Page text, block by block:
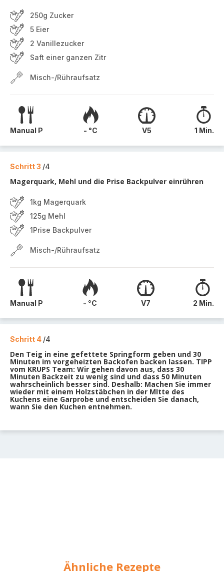
250g Zucker
5 Eier
2 Vanillezucker
Saft einer ganzen Zitr
Misch-/Rühraufsatz
Manual P - °C V5 1 Min.
Schritt 3 /4
Magerquark, Mehl und die Prise Backpulver einrühren
1kg Magerquark
125g Mehl
1Prise Backpulver
Misch-/Rühraufsatz
Manual P - °C V7 2 Min.
Schritt 4 /4
Den Teig in eine gefettete Springform geben und 30
Minuten im vorgeheizten Backofen backen lassen. TIPP
vom KRUPS Team: Wir gehen davon aus, dass 30
Minuten Backzeit zu wenig sind und dass 50 Minuten
wahrscheinlich besser sind. Deshalb: Machen Sie immer
wieder mit einem Holzstäbchen in der MItte des
Kuchens eine Garprobe und entscheiden Sie danach,
wann Sie den Kuchen entnehmen.
Ähnliche Rezepte